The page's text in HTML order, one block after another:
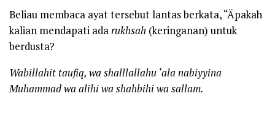
Beliau membaca ayat tersebut lantas berkata, “Äpakah
kalian mendapati adarukhsah (keringanan) untuk
berdusta?
Wabillahit taufiq, wa shalllallahu ‘ala nabiyyina
Muhammad wa alihi wa shahbihi wa sallam.